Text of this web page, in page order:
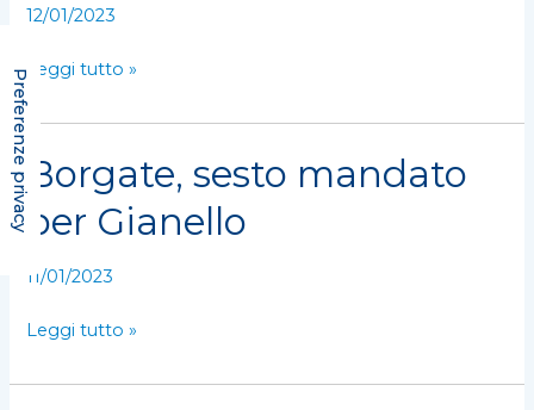
12/01/2023
vogatori
Leggi tutto »
Borgate, sesto mandato
per Gianello
11/01/2023
Borgate,
sesto
mandato
Gianello
Leggi tutto »